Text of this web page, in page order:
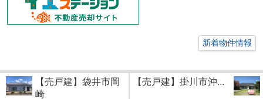
新着物件情報
【売戸建】袋井市岡
崎
【売戸建】掛川市沖...